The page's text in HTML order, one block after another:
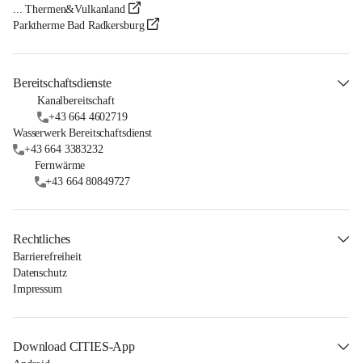
... Thermen&Vulkanland
Parktherme Bad Radkersburg
Bereitschaftsdienste
Kanalbereitschaft
+43 664 4602719
Wasserwerk Bereitschaftsdienst
+43 664 3383232
Fernwärme
+43 664 80849727
Rechtliches
Barrierefreiheit
Datenschutz
Impressum
Download CITIES-App